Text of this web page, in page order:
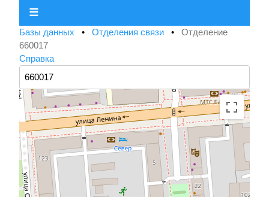
☰
Базы данных • Отделения связи • Отделение
660017
Справка